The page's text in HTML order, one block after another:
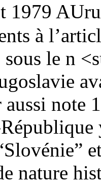
1979 A
à
le n
note
nature